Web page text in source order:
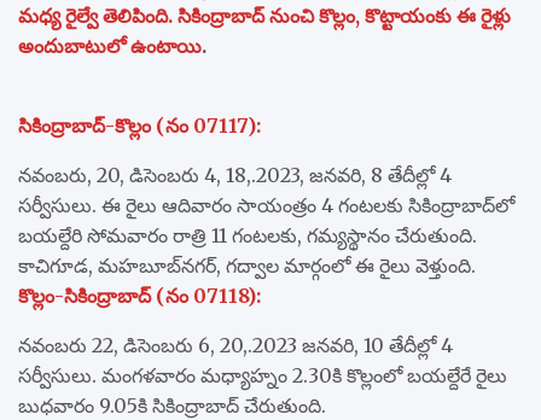
మధ్య రైల్వే తెలిపింది. సికింద్రాబాద్‌ నుంచి కొల్లం, కొట్టాయంకు ఈ రైళ్లు
అందుబాటులో ఉంటాయి.
సికింద్రాబాద్‌-కొల్లం (నం 07117):
నవంబరు, 20, డిసెంబరు 4, 18,.2023, జనవరి, 8 తేదీల్లో 4
సర్వీసులు. ఈ రైలు ఆదివారం సాయంత్రం 4 గంటలకు సికింద్రాబాద్‌లో
బయల్దేరి సోమవారం రాత్రి 11 గంటలకు, గమ్యస్థానం చేరుతుంది.
కాచిగూడ, మహబూబ్‌నగర్‌, గద్వాల మార్గంలో ఈ రైలు వెళ్తుంది.
కొల్లం-సికింద్రాబాద్‌ (నం 07118):
నవంబరు 22, డిసెంబరు 6, 20,.2023 జనవరి, 10 తేదీల్లో 4
సర్వీసులు. మంగళవారం మధ్యాహ్నం 2.30కి కొల్లంలో బయల్దేరే రైలు
బుధవారం 9.05కి సికింద్రాబాద్‌ చేరుతుంది.